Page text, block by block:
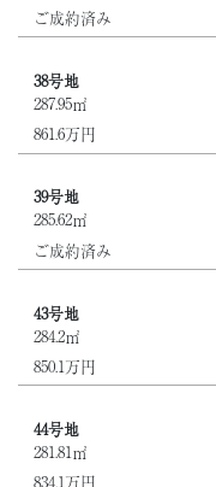
ご成約済み
38号地
287.95㎡
861.6万円
39号地
285.62㎡
ご成約済み
43号地
284.2㎡
850.1万円
44号地
281.81㎡
834.1万円